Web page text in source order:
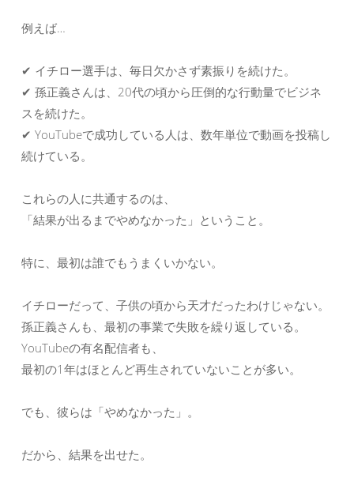
例えば…
✔ イチロー選手は、毎日欠かさず素振りを続けた。
✔ 孫正義さんは、20代の頃から圧倒的な行動量でビジネ
スを続けた。
✔ YouTubeで成功している人は、数年単位で動画を投稿し
続けている。
これらの人に共通するのは、
「結果が出るまでやめなかった」ということ。
特に、最初は誰でもうまくいかない。
イチローだって、子供の頃から天才だったわけじゃない。
孫正義さんも、最初の事業で失敗を繰り返している。
YouTubeの有名配信者も、
最初の1年はほとんど再生されていないことが多い。
でも、彼らは「やめなかった」。
だから、結果を出せた。